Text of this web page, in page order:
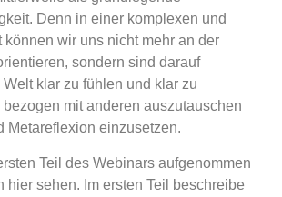
Denn in einer komplexen und
können wir uns nicht mehr an der
sondern sind darauf
klar zu fühlen und klar zu
mit anderen auszutauschen
Metareflexion einzusetzen.
Teil des Webinars aufgenommen
hier sehen. Im ersten Teil beschreibe